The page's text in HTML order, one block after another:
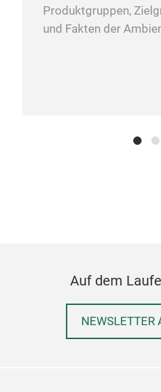
Produktgruppen,
und Fakten der
Auf dem
NEWSLETTER